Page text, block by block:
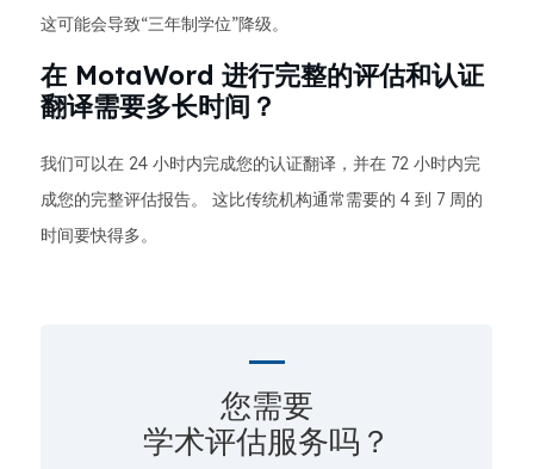
这可能会导致“三年制学位”降级。
在 MotaWord 进行完整的评估和认证
翻译需要多长时间？
我们可以在 24 小时内完成您的认证翻译，并在 72 小时内完
成您的完整评估报告。 这比传统机构通常需要的 4 到 7 周的
时间要快得多。
您需要
学术评估服务吗？